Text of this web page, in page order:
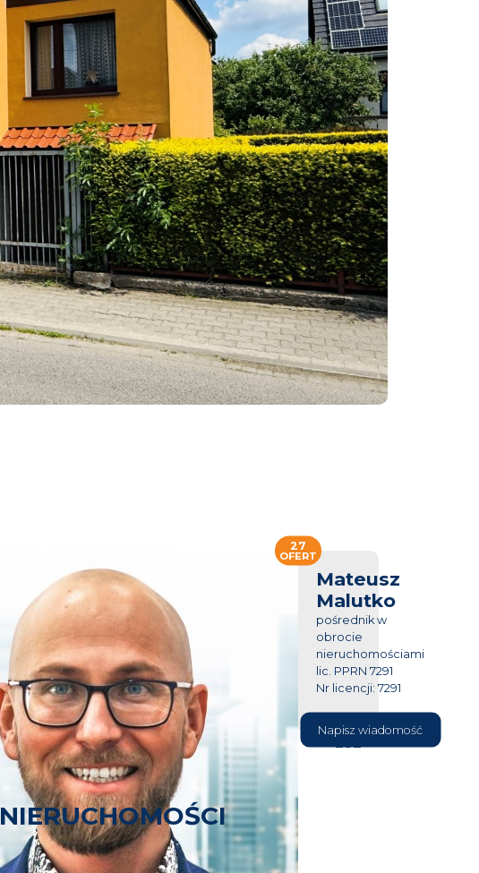
Mateusz
Malutko
pośrednik w
obrocie
nieruchomościami
lic. PPRN 7291
Nr licencji: 7291
604 177
232
Napisz wiadomość
27
OFERT
NIERUCHOMOŚCI